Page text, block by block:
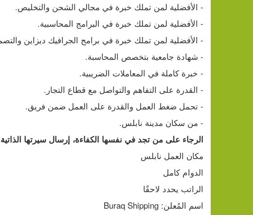
- الأفضلية لمن تملك خبرة في مجالي الشحن والتخليص.
- الأفضلية لمن تملك خبرة في البرامج المحاسبية.
- الأفضلية لمن تملك خبرة في برامج الجرافيك ديزاين
- شهادة جامعية بتخصص المحاسبة.
- خبرة كاملة في المعاملات الضريبية.
- القدرة على التفاهم والتواصل مع قطاع التجار.
- تحمل ضغط العمل والقدرة على العمل ضمن فريق.
- من سكان مدينة نابلس.
الرجاء على من تجد في نفسها الكفاءة، إرسال سيرتها الذاتية
مكان العمل نابلس
الدوام كامل
الراتب يحدد لاحقًا
اسم المُعلن: Buraq Shipping